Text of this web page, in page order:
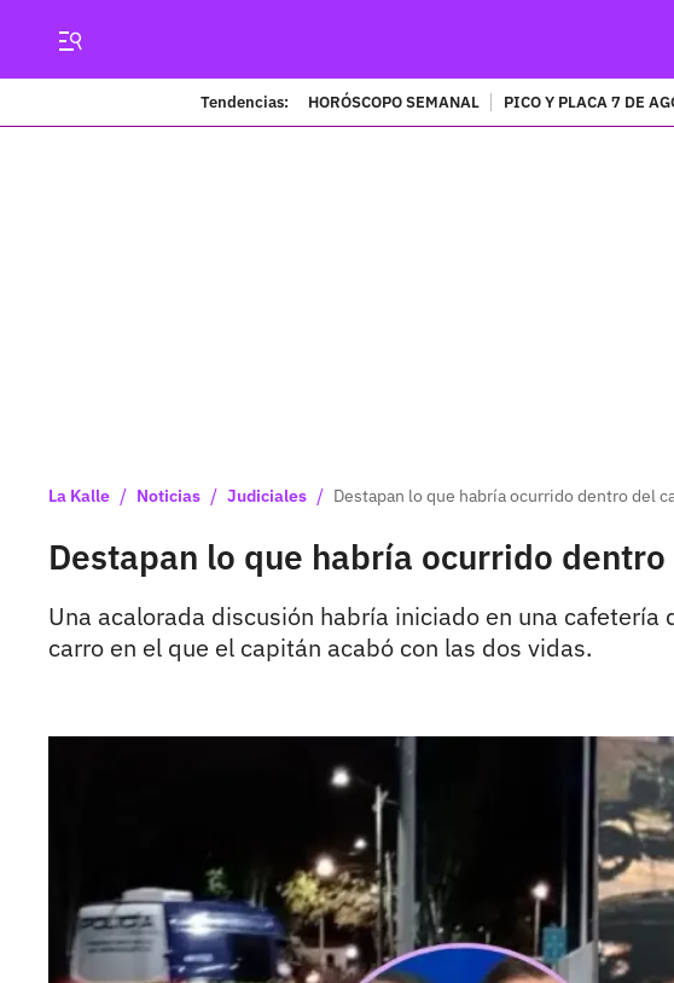
Tendencias: HORÓSCOPO SEMANAL PICO Y PLACA 7 DE
La Kalle / Noticias / Judiciales / Destapan lo que habría ocurrido dentro del
Destapan lo que habría ocurrido
Una acalorada discusión habría iniciado en una
carro en el que el capitán acabó con las dos vidas.